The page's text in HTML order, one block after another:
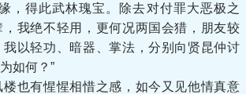
，得此武林瑰宝。除去对付罪大恶极之
，我绝不轻用，更何况两国会猎，朋友较
以轻功、暗器、掌法，分别向贤昆仲讨
如何？”
有惺惺相惜之感，如今又见他情真意